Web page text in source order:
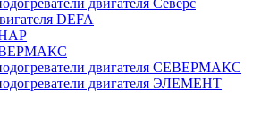
DEFA
двигателя СЕВЕРМАКС
двигателя ЭЛЕМЕНТ